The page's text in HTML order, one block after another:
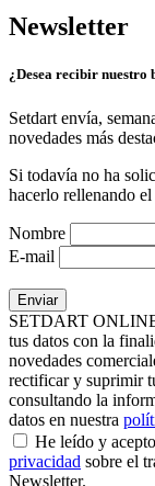
Newsletter
¿Desea recibir nuestro
Setdart envía,
novedades más
Si todavía no ha
hacerlo rellenando
Nombre
E-mail
SETDART ONLINE
tus datos con la
novedades
rectificar y suprimir
consultando la
datos en nuestra
He leído y
privacidad sobre el
Newsletter.